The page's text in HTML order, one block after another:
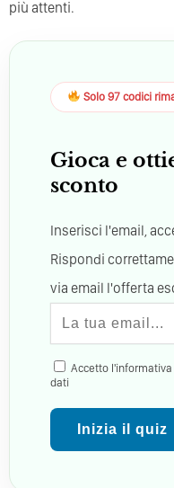
più attenti.
Solo 97 codici
Gioca e
sconto
Inserisci l'email,
Rispondi
via email l'offerta
Accetto l'informativa
dati
Inizia il quiz